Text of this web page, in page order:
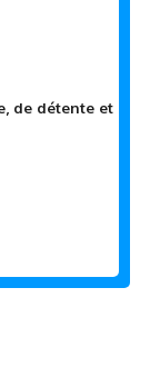
de détente et